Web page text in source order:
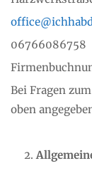
06766086758
Bei Fragen
oben